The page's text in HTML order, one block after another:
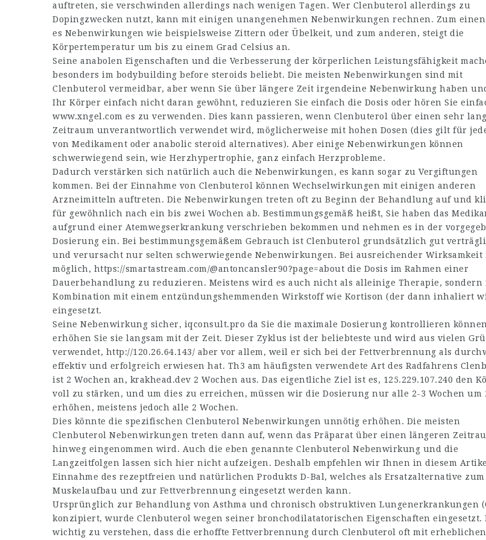
auftreten, sie verschwinden allerdings nach wenigen Tagen. Wer Clenbuterol allerdings zu
Dopingzwecken nutzt, kann mit einigen unangenehmen Nebenwirkungen rechnen. Zum einen
es Nebenwirkungen wie beispielsweise Zittern oder Übelkeit, und zum anderen, steigt die
Körpertemperatur um bis zu einem Grad Celsius an.
Seine anabolen Eigenschaften und die Verbesserung der körperlichen Leistungsfähigkeit
besonders im bodybuilding before steroids beliebt. Die meisten Nebenwirkungen sind mit
Clenbuterol vermeidbar, aber wenn Sie über längere Zeit irgendeine Nebenwirkung haben
Ihr Körper einfach nicht daran gewöhnt, reduzieren Sie einfach die Dosis oder hören Sie
www.xngel.com es zu verwenden. Dies kann passieren, wenn Clenbuterol über einen sehr
Zeitraum unverantwortlich verwendet wird, möglicherweise mit hohen Dosen (dies gilt für
von Medikament oder anabolic steroid alternatives). Aber einige Nebenwirkungen können
schwerwiegend sein, wie Herzhypertrophie, ganz einfach Herzprobleme.
Dadurch verstärken sich natürlich auch die Nebenwirkungen, es kann sogar zu Vergiftungen
kommen. Bei der Einnahme von Clenbuterol können Wechselwirkungen mit einigen anderen
Arzneimitteln auftreten. Die Nebenwirkungen treten oft zu Beginn der Behandlung auf und
für gewöhnlich nach ein bis zwei Wochen ab. Bestimmungsgemäß heißt, Sie haben das
aufgrund einer Atemwegserkrankung verschrieben bekommen und nehmen es in der
Dosierung ein. Bei bestimmungsgemäßem Gebrauch ist Clenbuterol grundsätzlich gut
und verursacht nur selten schwerwiegende Nebenwirkungen. Bei ausreichender Wirksamkeit
möglich, https://smartastream.com/@antoncansler90?page=about die Dosis im Rahmen einer
Dauerbehandlung zu reduzieren. Meistens wird es auch nicht als alleinige Therapie, sondern
Kombination mit einem entzündungshemmenden Wirkstoff wie Kortison (der dann inhaliert
eingesetzt.
Seine Nebenwirkung sicher, iqconsult.pro da Sie die maximale Dosierung kontrollieren
erhöhen Sie sie langsam mit der Zeit. Dieser Zyklus ist der beliebteste und wird aus vielen
verwendet, http://120.26.64.143/ aber vor allem, weil er sich bei der Fettverbrennung als
effektiv und erfolgreich erwiesen hat. Th3 am häufigsten verwendete Art des Radfahrens
ist 2 Wochen an, krakhead.dev 2 Wochen aus. Das eigentliche Ziel ist es, 125.229.107.240 den
voll zu stärken, und um dies zu erreichen, müssen wir die Dosierung nur alle 2-3 Wochen um
erhöhen, meistens jedoch alle 2 Wochen.
Dies könnte die spezifischen Clenbuterol Nebenwirkungen unnötig erhöhen. Die meisten
Clenbuterol Nebenwirkungen treten dann auf, wenn das Präparat über einen längeren
hinweg eingenommen wird. Auch die eben genannte Clenbuterol Nebenwirkung und die
Langzeitfolgen lassen sich hier nicht aufzeigen. Deshalb empfehlen wir Ihnen in diesem
Einnahme des rezeptfreien und natürlichen Produkts D-Bal, welches als Ersatzalternative zum
Muskelaufbau und zur Fettverbrennung eingesetzt werden kann.
Ursprünglich zur Behandlung von Asthma und chronisch obstruktiven Lungenerkrankungen
konzipiert, wurde Clenbuterol wegen seiner bronchodilatatorischen Eigenschaften eingesetzt.
wichtig zu verstehen, dass die erhoffte Fettverbrennung durch Clenbuterol oft mit erheblichen